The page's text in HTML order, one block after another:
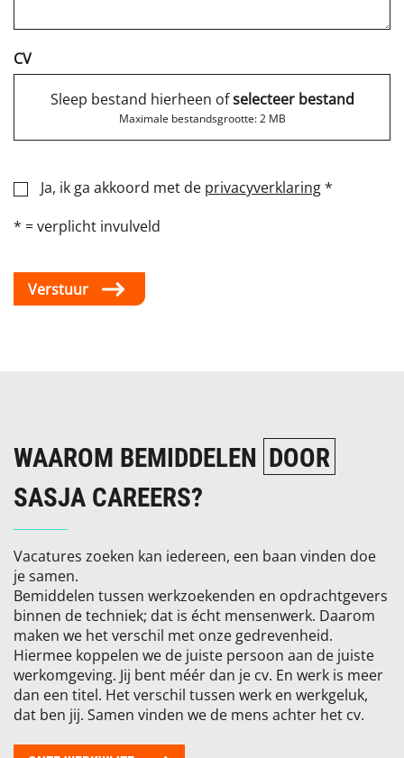
CV
Sleep bestand hierheen ofselecteer bestand
Maximale bestandsgrootte: 2 MB
Ja, ik ga akkoord met de privacyverklaring*
* = verplicht invulveld
Verstuur
WAAROM BEMIDDELEN DOOR
SASJA CAREERS?
Vacatures zoeken kan iedereen, een baan vinden doe
je samen.
Bemiddelen tussen werkzoekenden en opdrachtgevers
binnen de techniek; dat is écht mensenwerk. Daarom
maken we het verschil met onze gedrevenheid.
Hiermee koppelen we de juiste persoon aan de juiste
werkomgeving. Jij bent méér dan je cv. En werk is meer
dan een titel. Het verschil tussen werk en werkgeluk,
dat ben jij. Samen vinden we de mens achter het cv.